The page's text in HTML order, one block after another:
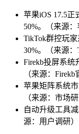
苹果iOS 17.5
50%。（来源：
TikTok群控玩
30%。（来源：
Firekb投屏系统
（来源：Firekb
苹果矩阵系统市
（来源：市场
自动升级工具
源：用户调研）